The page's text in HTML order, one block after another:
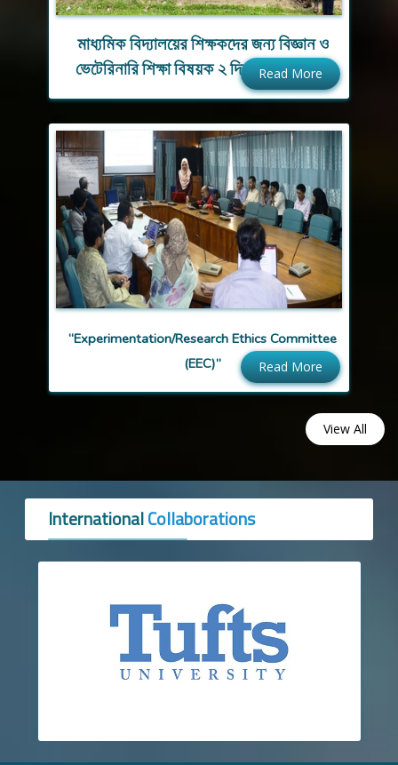
মাধ্যমিক বিদ্যালয়ের শিক্ষকদের জন্য বিজ্ঞান ও
ভেটেরিনারি শিক্ষা বিষয়ক ২ দিন ব্যাপী প্রশিক্ষণ
Read More
“Experimentation/Research Ethics Committee
(EEC)”
Read More
View All
InternationalCollaborations